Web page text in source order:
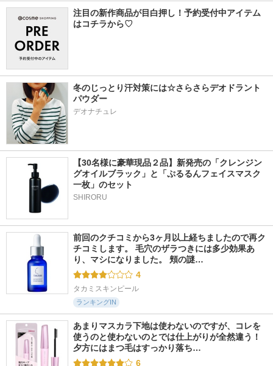
注目の新作商品が目白押し！予約受付中アイテム
はコチラから♡
冬のじっとり汗対策には☆さらさらデオドラント
パウダー
デオナチュレ
【30名様に豪華現品２品】新発売の「クレンジン
グオイルブラック」と「ぷるるんフェイスマスク
一枚」のセット
SHIRORU
前回のクチコミから3ヶ月以上経ちましたので再ク
チコミします。 毛穴のザラつきには多少効果あ
り、マシになりました。 頬の謎…
4
タカミスキンピール
ランキングIN
あまりマスカラ下地は使わないのですが、コレを
使うのと使わないのとでは仕上がりが全然違う！
夕方にはまつ毛はすっかり落ち…
6